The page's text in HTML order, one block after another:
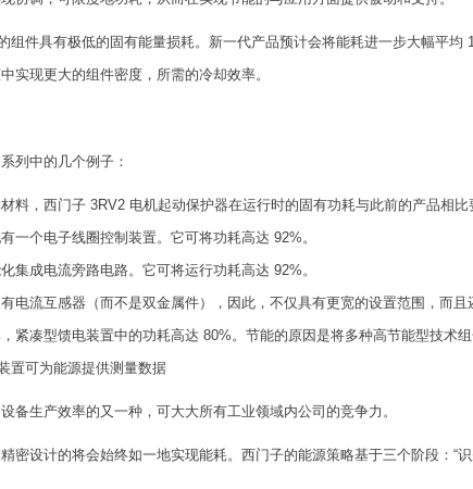
组件具有极低的固有能量损耗。新一代产品预计会将能耗进一步大幅平
实现更大的组件密度，所需的冷却效率。
列中的几个例子：
料，西门子 3RV2 电机起动保护器在运行时的固有功耗与此前的产品相比
一个电子线圈控制装置。它可将功耗高达 92%。
集成电流旁路电路。它可将运行功耗高达 92%。
电流互感器（而不是双金属件），因此，不仅具有更宽的设置范围，而且
紧凑型馈电装置中的功耗高达 80%。节能的原因是将多种高节能型技术组
置可为能源提供测量数据
备生产效率的又一种，可大大所有工业领域内公司的竞争力。
密设计的将会始终如一地实现能耗。西门子的能源策略基于三个阶段：“识别